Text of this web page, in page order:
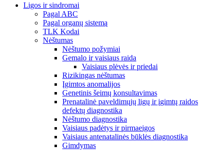
Ligos ir sindromai
Pagal ABC
Pagal organų sistemą
TLK Kodai
Nėštumas
Nėštumo požymiai
Gemalo ir vaisiaus raida
Vaisiaus plėvės ir priedai
Rizikingas nėštumas
Įgimtos anomalijos
Genetinis šeimų konsultavimas
Prenatalinė paveldimųjų ligų ir įgimtų raidos
defektų diagnostika
Nėštumo diagnostika
Vaisiaus padėtys ir pirmaeigos
Vaisiaus antenatalinės būklės diagnostika
Gimdymas